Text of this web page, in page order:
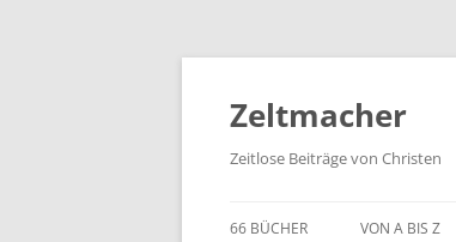
Zum
springen
Zeltmacher
Zeitlose Beiträge von Christen
66 BÜCHER VON A BIS Z